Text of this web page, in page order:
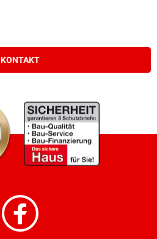
KONTAKT